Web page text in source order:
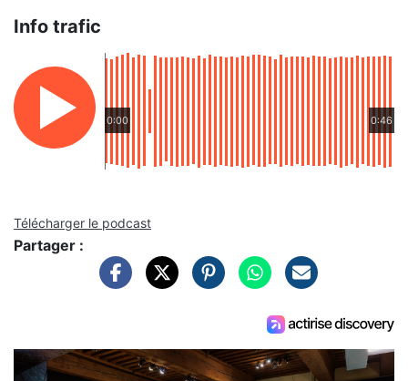
Info trafic
0:00 0:46
Télécharger le podcast
Partager :